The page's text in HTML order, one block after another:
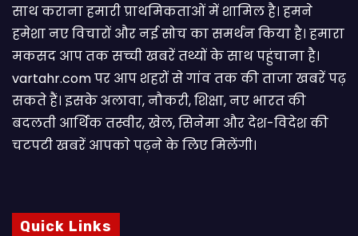
साथ कराना हमारी प्राथमिकताओं में शामिल है। हमने
हमेशा नए विचारों और नई सोच का समर्थन किया है। हमारा
मकसद आप तक सच्ची खबरें तथ्यों के साथ पहुंचाना है।
vartahr.com पर आप शहरों से गांव तक की ताजा खबरें पढ़
सकते हैं। इसके अलावा, नौकरी, शिक्षा, नए भारत की
बदलती आर्थिक तस्वीर, खेल, सिनेमा और देश-विदेश की
चटपटी खबरें आपकाे पढ़ने के लिए मिलेंगी।
Quick Links